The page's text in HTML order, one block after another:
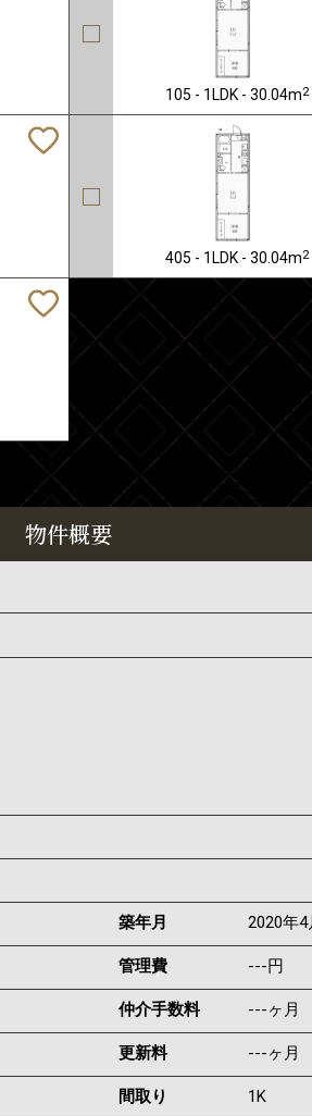
105 - 1LDK - 30.04m2
405 - 1LDK - 30.04m2
物件概要
築年月 2020年4
管理費 ---円
仲介手数料 ---ヶ月
更新料 ---ヶ月
間取り 1K